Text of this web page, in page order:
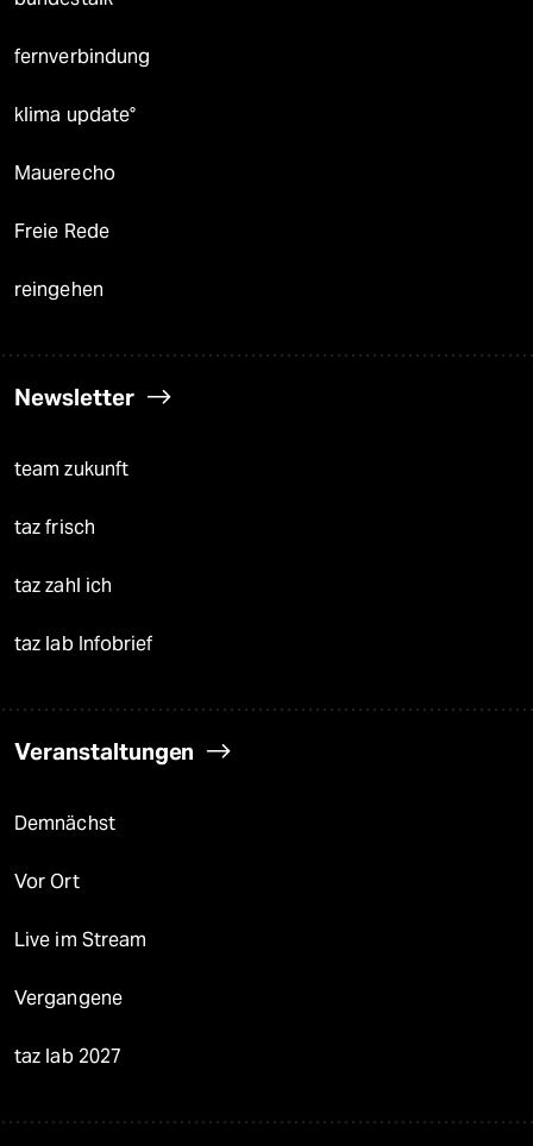
fernverbindung
klima update°
Mauerecho
Freie Rede
reingehen
Newsletter
team zukunft
taz frisch
taz zahl ich
taz lab Infobrief
Veranstaltungen
Demnächst
Vor Ort
Live im Stream
Vergangene
taz lab 2027